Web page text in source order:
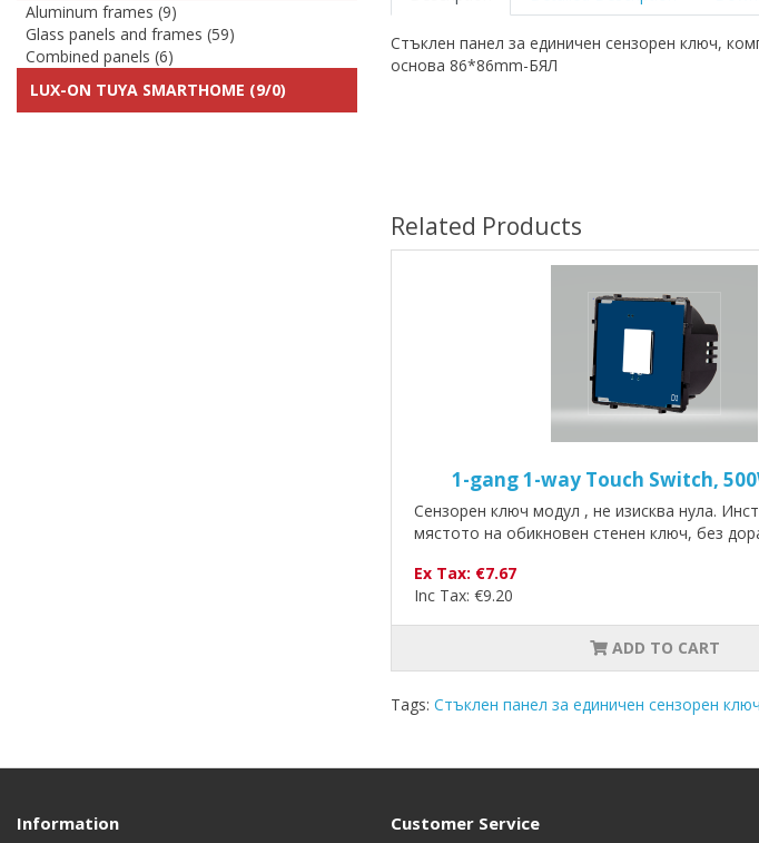
Aluminum frames (9)
Glass panels and frames (59)
Combined panels (6)
LUX-ON TUYA SMARTHOME (9/0)
Стъклен панел за единичен сензорен ключ,
основа 86*86mm-БЯЛ
Related Products
1-gang 1-way Touch Switch,
Сензорен ключ модул , не изисква нула.
мястото на обикновен стенен ключ, без
Ex Tax: €7.67
Inc Tax: €9.20
ADD TO CART
Tags: Стъклен панел за единичен сензорен ключ
Information Customer Service